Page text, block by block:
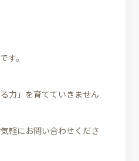
す。
力」を育てていきません
軽にお問い合わせくださ